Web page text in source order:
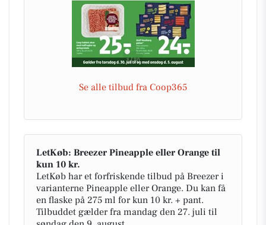
Se alle tilbud fra Coop365
LetKøb: Breezer Pineapple eller Orange til
kun 10 kr.
LetKøb har et forfriskende tilbud på Breezer i
varianterne Pineapple eller Orange. Du kan få
en flaske på 275 ml for kun 10 kr. + pant.
Tilbuddet gælder fra mandag den 27. juli til